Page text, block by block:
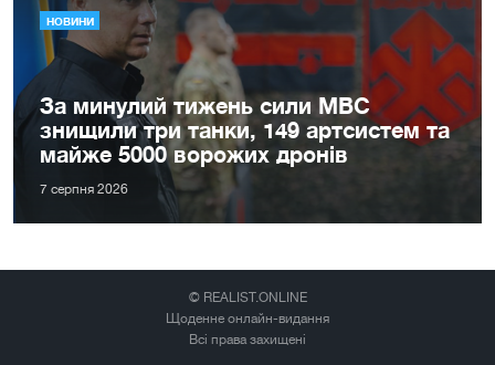
НОВИНИ
За минулий тижень сили МВС
знищили три танки, 149 артсистем та
майже 5000 ворожих дронів
7 серпня 2026
© REALIST.ONLINE
Щоденне онлайн-видання
Всі права захищені